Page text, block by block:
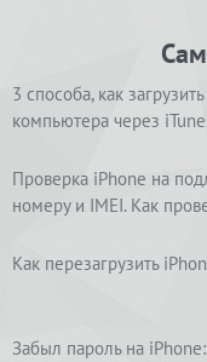
3 способа, как
компьютера через
Проверка iPhone на
номеру и IMEI. Как
Как перезагрузить
Забыл пароль на